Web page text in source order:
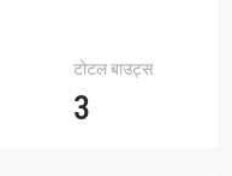
टोटल बाउट्स
3